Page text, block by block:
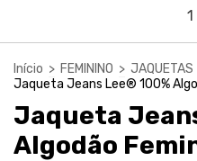
1
Início > FEMININO > JAQUETAS
Jaqueta Jeans Lee® 100%
Jaqueta
Algodão